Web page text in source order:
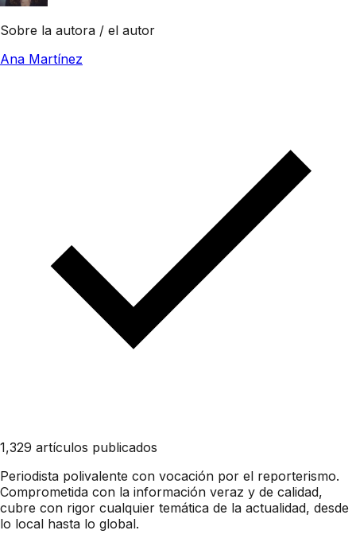
Sobre la autora / el autor
Ana Martínez
1,329 artículos publicados
Periodista polivalente con vocación por el reporterismo.
Comprometida con la información veraz y de calidad,
cubre con rigor cualquier temática de la actualidad, desde
lo local hasta lo global.